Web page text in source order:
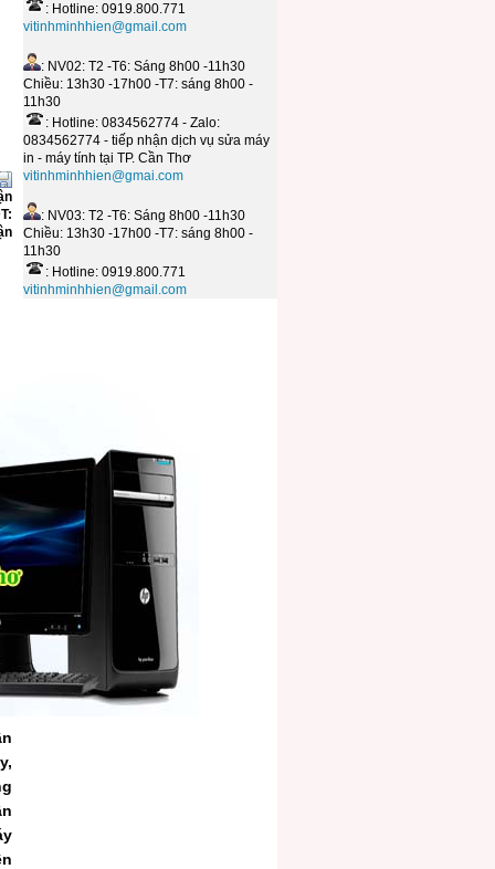
: Hotline: 0919.800.771
vitinhminhhien@gmail.com
: NV02: T2 -T6: Sáng 8h00 -11h30
Chiều: 13h30 -17h00 -T7: sáng 8h00 -
11h30
: Hotline: 0834562774 - Zalo:
0834562774 - tiếp nhận dịch vụ sửa máy
in - máy tính tại TP. Cần Thơ
vitinhminhhien@gmai.com
: NV03: T2 -T6: Sáng 8h00 -11h30
Chiều: 13h30 -17h00 -T7: sáng 8h00 -
11h30
: Hotline: 0919.800.771
vitinhminhhien@gmail.com